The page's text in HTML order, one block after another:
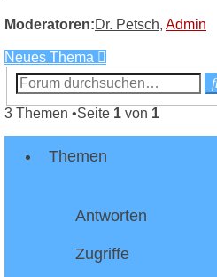
Moderatoren:Dr. Petsch, Admin
Neues Thema
3 Themen •Seite 1 von 1
Themen
Antworten
Zugriffe